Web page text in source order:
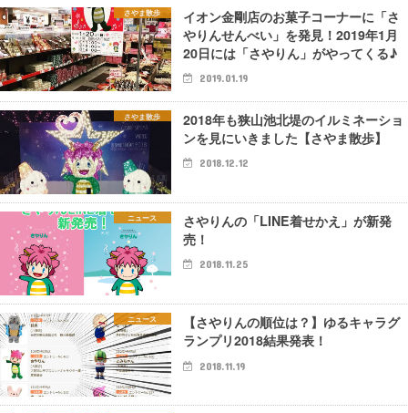
さやま散歩
イオン金剛店のお菓子コーナーに「さ
やりんせんべい」を発見！2019年1月
20日には「さやりん」がやってくる♪
2019.01.19
さやま散歩
2018年も狭山池北堤のイルミネーショ
ンを見にいきました【さやま散歩】
2018.12.12
ニュース
さやりんの「LINE着せかえ」が新発
売！
2018.11.25
ニュース
【さやりんの順位は？】ゆるキャラグ
ランプリ2018結果発表！
2018.11.19